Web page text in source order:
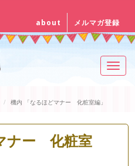
about メルマガ登録
機内 「なるほどマナー 化粧室編」
ナー 化粧室